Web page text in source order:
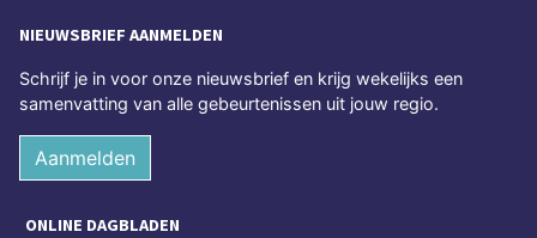
NIEUWSBRIEF AANMELDEN
Schrijf je in voor onze nieuwsbrief en krijg wekelijks een
samenvatting van alle gebeurtenissen uit jouw regio.
Aanmelden
ONLINE DAGBLADEN